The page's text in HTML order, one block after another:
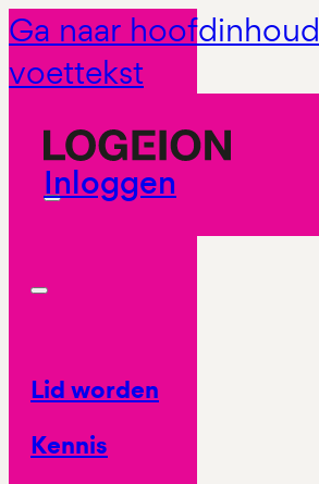
Ga naar hoofdinhoud
voettekst
Inloggen
Lid worden
Kennis